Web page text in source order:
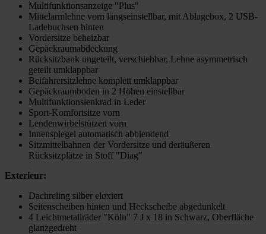
Multifunktionsanzeige "Plus"
Mittelarmlehne vorn längseinstellbar, mit Ablagebox, 2 USB-
Ladebuchsen hinten
Vordersitze beheizbar
Gepäckraumabdeckung
Rücksitzbank ungeteilt, verschiebbar, Lehne asymmetrisch
geteilt umklappbar
Beifahrersitzlehne komplett umklappbar
Gepäckraumboden in 2 Höhen einstellbar
Multifunktionslenkrad in Leder
Sport-Komfortsitze vorn
Lendenwirbelstützen vorn
Innenspiegel automatisch abblendend
Sitzmittelbahnen der Vordersitze und deräußeren
Rücksitzplätze in Stoff "Diag"
Exterieur:
Dachreling silber eloxiert
Seitenscheiben hinten und Heckscheibe abgedunkelt
4 Leichtmetallräder "Köln" 7 J x 18 in Schwarz, Oberfläche
glanzgedreht